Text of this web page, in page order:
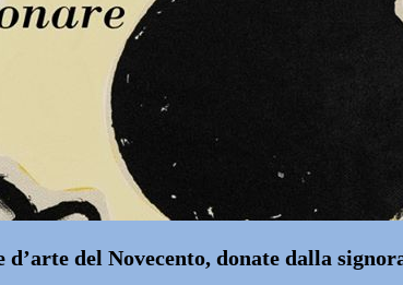
del Novecento, donate dalla